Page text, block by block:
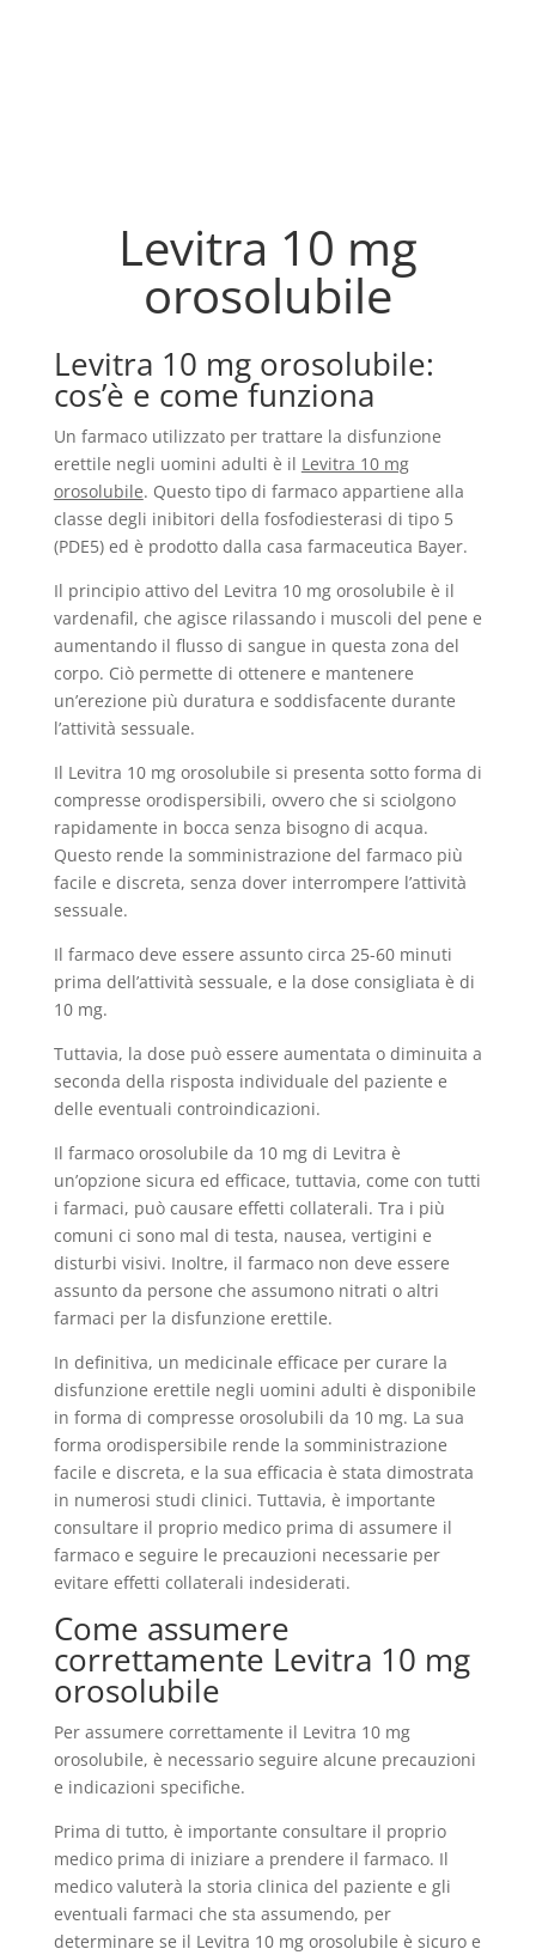
Levitra 10 mg
orosolubile
Levitra 10 mg orosolubile:
cos’è e come funziona
Un farmaco utilizzato per trattare la disfunzione
erettile negli uomini adulti è il Levitra 10 mg
orosolubile. Questo tipo di farmaco appartiene alla
classe degli inibitori della fosfodiesterasi di tipo 5
(PDE5) ed è prodotto dalla casa farmaceutica Bayer.
Il principio attivo del Levitra 10 mg orosolubile è il
vardenafil, che agisce rilassando i muscoli del pene e
aumentando il flusso di sangue in questa zona del
corpo. Ciò permette di ottenere e mantenere
un’erezione più duratura e soddisfacente durante
l’attività sessuale.
Il Levitra 10 mg orosolubile si presenta sotto forma di
compresse orodispersibili, ovvero che si sciolgono
rapidamente in bocca senza bisogno di acqua.
Questo rende la somministrazione del farmaco più
facile e discreta, senza dover interrompere l’attività
sessuale.
Il farmaco deve essere assunto circa 25-60 minuti
prima dell’attività sessuale, e la dose consigliata è di
10 mg.
Tuttavia, la dose può essere aumentata o diminuita a
seconda della risposta individuale del paziente e
delle eventuali controindicazioni.
Il farmaco orosolubile da 10 mg di Levitra è
un’opzione sicura ed efficace, tuttavia, come con tutti
i farmaci, può causare effetti collaterali. Tra i più
comuni ci sono mal di testa, nausea, vertigini e
disturbi visivi. Inoltre, il farmaco non deve essere
assunto da persone che assumono nitrati o altri
farmaci per la disfunzione erettile.
In definitiva, un medicinale efficace per curare la
disfunzione erettile negli uomini adulti è disponibile
in forma di compresse orosolubili da 10 mg. La sua
forma orodispersibile rende la somministrazione
facile e discreta, e la sua efficacia è stata dimostrata
in numerosi studi clinici. Tuttavia, è importante
consultare il proprio medico prima di assumere il
farmaco e seguire le precauzioni necessarie per
evitare effetti collaterali indesiderati.
Come assumere
correttamente Levitra 10 mg
orosolubile
Per assumere correttamente il Levitra 10 mg
orosolubile, è necessario seguire alcune precauzioni
e indicazioni specifiche.
Prima di tutto, è importante consultare il proprio
medico prima di iniziare a prendere il farmaco. Il
medico valuterà la storia clinica del paziente e gli
eventuali farmaci che sta assumendo, per
determinare se il Levitra 10 mg orosolubile è sicuro e